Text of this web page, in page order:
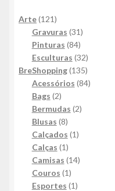
Arte 121121
produtos
Gravuras 3131
produtos
Pinturas 8484
produtos
Esculturas 3232
produtos
BreShopping 135135
produtos
Acessórios 8484
Bags 22
produtos
Bermudas 22
Blusas 88
produtos
Calçados 11
Calças 11
produto
Camisas 1414
Couros 11
produto
Esportes 11